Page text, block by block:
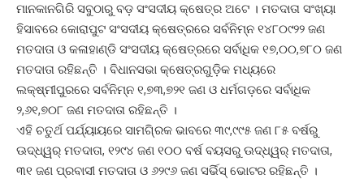
ମାନକାନଗିରି ସବୁଠାରୁ ବଡ଼ ସଂସଦୀୟ କ୍ଷେତ୍ର ଅଟେ । ମତଦାତା ସଂଖ୍ୟା
ହିସାବରେ କୋରାପୁଟ ସଂସଦୀୟ କ୍ଷେତ୍ରରେ ସର୍ବନିମ୍ନ ୧୪୮୦୯୨୨ ଜଣ
ମତଦାତା ଓ କଳାହାଣ୍ଡି ସଂସଦୀୟ କ୍ଷେତ୍ରରେ ସର୍ବାଧିକ ୧୭,୦୦,୭୮୦ ଜଣ
ମତଦାତା ରହିଛନ୍ତି । ବିଧାନସଭା କ୍ଷେତ୍ରଗୁଡ଼ିକ ମଧ୍ୟରେ
ଲକ୍ଷ୍ମୀପୁରରେ ସର୍ବନିମ୍ନ ୧,୭୩,୭୨୧ ଜଣ ଓ ଧର୍ମଗଡ଼ରେ ସର୍ବାଧିକ
୨,୬୧,୭୦୮ ଜଣ ମତଦାତା ରହିଛନ୍ତି ।
ଏହି ଚତୁର୍ଥ ପର୍ଯ୍ୟାୟରେ ସାମଗି୍ରକ ଭାବରେ ୩୯,୯୯୫ ଜଣ ୮୫ ବର୍ଷରୁ
ଊଦ୍ଧ୍ୱର୍ ମତଦାତା, ୧୨୯୪ ଜଣ ୧୦୦ ବର୍ଷ ବୟସରୁ ଊଦ୍ଧ୍ୱର୍ ମତଦାତା,
୩୧ ଜଣ ପ୍ରବାସୀ ମତଦାତା ଓ ୬୨୯୬ ଜଣ ସର୍ଭିସ୍‌ ଭୋଟର ରହିଛନ୍ତି ।